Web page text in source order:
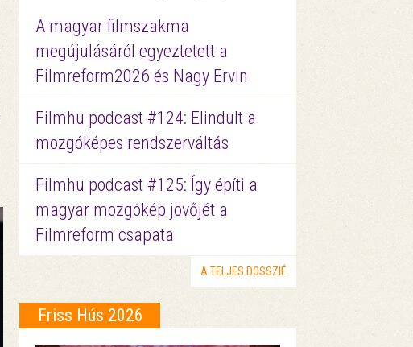
A magyar filmszakma
megújulásáról egyeztetett a
Filmreform2026 és Nagy Ervin
Filmhu podcast #124: Elindult a
mozgóképes rendszerváltás
Filmhu podcast #125: Így építi a
magyar mozgókép jövőjét a
Filmreform csapata
A TELJES DOSSZIÉ
Friss Hús 2026